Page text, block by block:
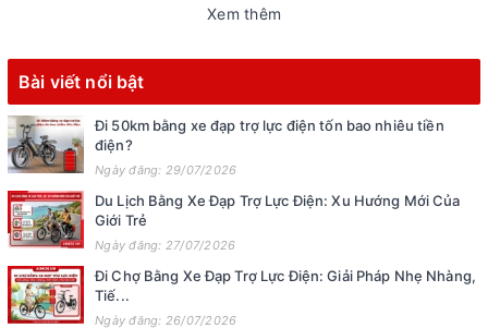
Xem thêm
Bài viết nổi bật
Đi 50km bằng xe đạp trợ lực điện tốn bao nhiêu tiền
điện?
Ngày đăng: 29/07/2026
Du Lịch Bằng Xe Đạp Trợ Lực Điện: Xu Hướng Mới Của
Giới Trẻ
Ngày đăng: 27/07/2026
Đi Chợ Bằng Xe Đạp Trợ Lực Điện: Giải Pháp Nhẹ Nhàng,
Tiế...
Ngày đăng: 26/07/2026